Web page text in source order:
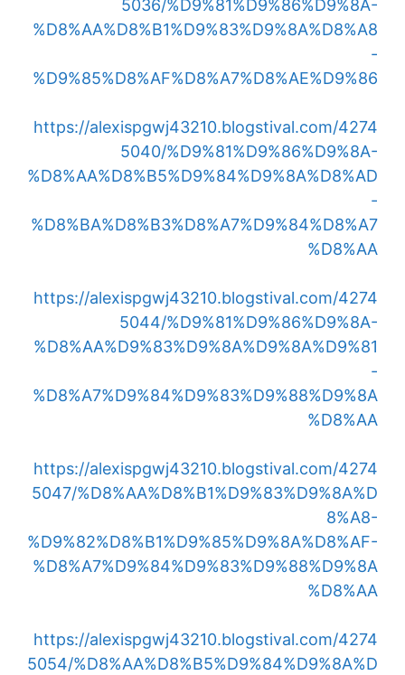
5036/%D9%81%D9%86%D9%8A-
%D8%AA%D8%B1%D9%83%D9%8A%D8%A8
-
%D9%85%D8%AF%D8%A7%D8%AE%D9%86
https://alexispgwj43210.blogstival.com/4274
5040/%D9%81%D9%86%D9%8A-
%D8%AA%D8%B5%D9%84%D9%8A%D8%AD
-
%D8%BA%D8%B3%D8%A7%D9%84%D8%A7
%D8%AA
https://alexispgwj43210.blogstival.com/4274
5044/%D9%81%D9%86%D9%8A-
%D8%AA%D9%83%D9%8A%D9%8A%D9%81
-
%D8%A7%D9%84%D9%83%D9%88%D9%8A
%D8%AA
https://alexispgwj43210.blogstival.com/4274
5047/%D8%AA%D8%B1%D9%83%D9%8A%D
8%A8-
%D9%82%D8%B1%D9%85%D9%8A%D8%AF-
%D8%A7%D9%84%D9%83%D9%88%D9%8A
%D8%AA
https://alexispgwj43210.blogstival.com/4274
5054/%D8%AA%D8%B5%D9%84%D9%8A%D